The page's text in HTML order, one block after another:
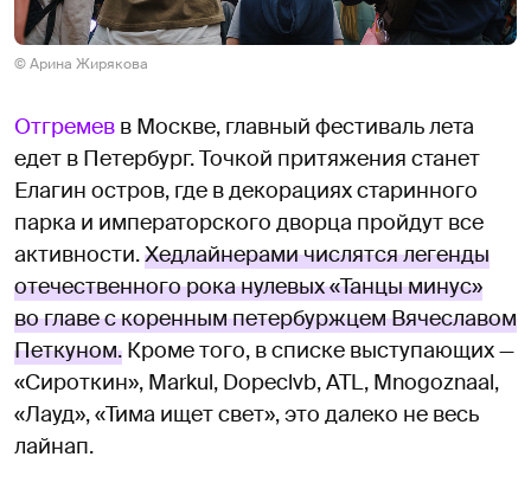
© Арина Жирякова
Отгремев в Москве, главный фестиваль лета
едет в Петербург. Точкой притяжения станет
Елагин остров, где в декорациях старинного
парка и императорского дворца пройдут все
активности.Хедлайнерами числятся легенды
отечественного рока нулевых «Танцы минус»
во главе с коренным петербуржцем Вячеславом
Петкуном. Кроме того, в списке выступающих —
«Сироткин», Markul, Dopeclvb, ATL, Mnogoznaal,
«Лауд», «Тима ищет свет», это далеко не весь
лайнап.